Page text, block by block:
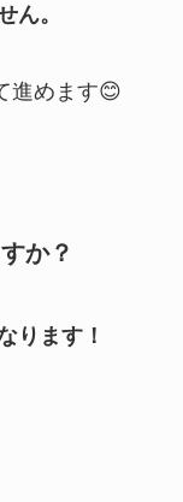
ん。
進めます😊
か？
ります！